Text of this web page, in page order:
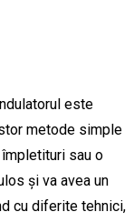
este
metode simple
sau o
și va avea un
cu diferite tehnici,